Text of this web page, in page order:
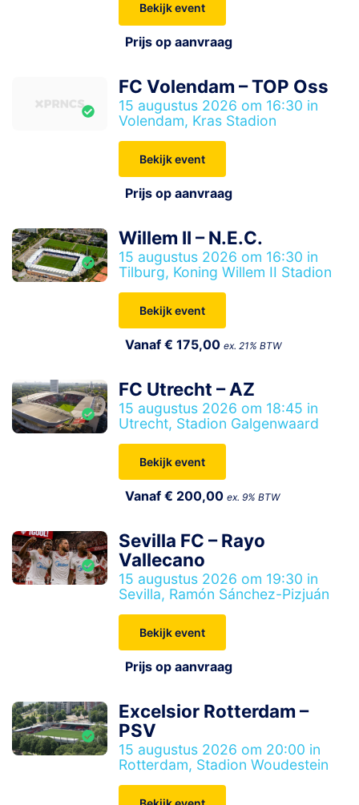
Bekijk event
Prijs op aanvraag
FC Volendam – TOP Oss
15 augustus 2026 om 16:30 in
Volendam, Kras Stadion
Bekijk event
Prijs op aanvraag
Willem II – N.E.C.
15 augustus 2026 om 16:30 in
Tilburg, Koning Willem II Stadion
Bekijk event
Vanaf € 175,00ex. 21% BTW
FC Utrecht – AZ
15 augustus 2026 om 18:45 in
Utrecht, Stadion Galgenwaard
Bekijk event
Vanaf € 200,00ex. 9% BTW
Sevilla FC – Rayo
Vallecano
15 augustus 2026 om 19:30 in
Sevilla, Ramón Sánchez-Pizjuán
Bekijk event
Prijs op aanvraag
Excelsior Rotterdam –
PSV
15 augustus 2026 om 20:00 in
Rotterdam, Stadion Woudestein